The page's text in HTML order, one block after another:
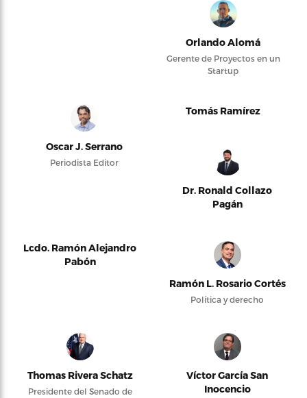
Orlando Alomá
Gerente de Proyectos en un
Startup
Oscar J. Serrano
Periodista Editor
Tomás Ramírez
Dr. Ronald Collazo
Pagán
Lcdo. Ramón Alejandro
Pabón
Ramón L. Rosario Cortés
Política y derecho
Thomas Rivera Schatz
Presidente del Senado de
Víctor García San
Inocencio